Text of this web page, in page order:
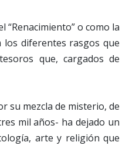
“Renacimiento” o como la
los diferentes rasgos que
que, cargados de
su mezcla de misterio, de
mil años- ha dejado un
arte y religión que